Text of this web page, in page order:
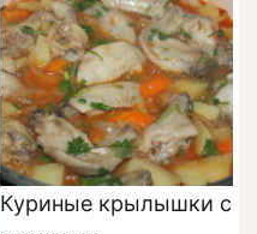
Куриные крылышки с